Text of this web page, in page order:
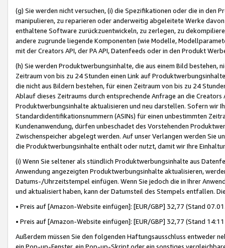
(g) Sie werden nicht versuchen, (i) die Spezifikationen oder die in
manipulieren, zu reparieren oder anderweitig abgeleitete Werke
enthaltene Software zurückzuentwickeln, zu zerlegen, zu
andere zugrunde liegende Komponenten (wie Modelle,
mit der Creators API, der PA API, Datenfeeds oder in den Produkt
(h) Sie werden Produktwerbungsinhalte, die aus einem Bild bestehen,
Zeitraum von bis zu 24 Stunden einen Link auf
die nicht aus Bildern bestehen, für einen Zeitraum von bis zu 24
Ablauf dieses Zeitraums durch entsprechende Anfrage an die
Produktwerbungsinhalte aktualisieren und neu darstellen. Sofern wir
Standardidentifikationsnummern (ASINs) für einen unbestimmten
Kundenanwendung, dürfen unbeschadet des Vorstehenden
Zwischenspeicher abgelegt werden. Auf unser Verlangen werden Sie
die Produktwerbungsinhalte enthält oder nutzt, damit wir Ihre
(i) Wenn Sie seltener als stündlich Produktwerbungsinhalte aus
Anwendung angezeigten Produktwerbungsinhalte aktualisieren,
Datums-/Uhrzeitstempel einfügen. Wenn Sie jedoch die in Ihrer
und aktualisiert haben, kann der Datumsteil des Stempels entfallen.
• Preis auf [Amazon-Website einfügen]: [EUR/GBP] 32,77 (Stand
• Preis auf [Amazon-Website einfügen]: [EUR/GBP] 32,77 (Stand
Außerdem müssen Sie den folgenden Haftungsausschluss entweder
ein Pop-up-Fenster, ein Pop-up-Skript oder ein sonstiges